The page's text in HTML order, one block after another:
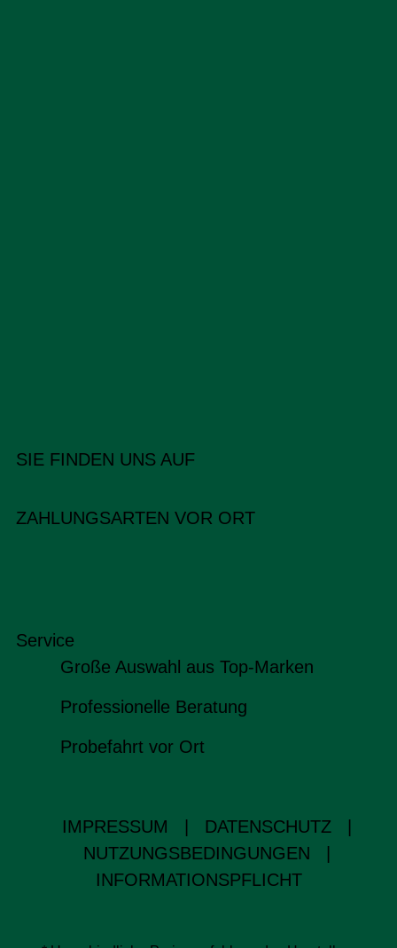
SIE FINDEN UNS AUF
ZAHLUNGSARTEN VOR ORT
Service
Große Auswahl aus Top-Marken
Professionelle Beratung
Probefahrt vor Ort
IMPRESSUM DATENSCHUTZ
NUTZUNGSBEDINGUNGEN
INFORMATIONSPFLICHT